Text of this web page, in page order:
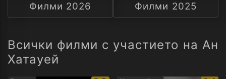
А
Филми 2026
Филми 2025
Всички филми с участието на Ан
Хатауей